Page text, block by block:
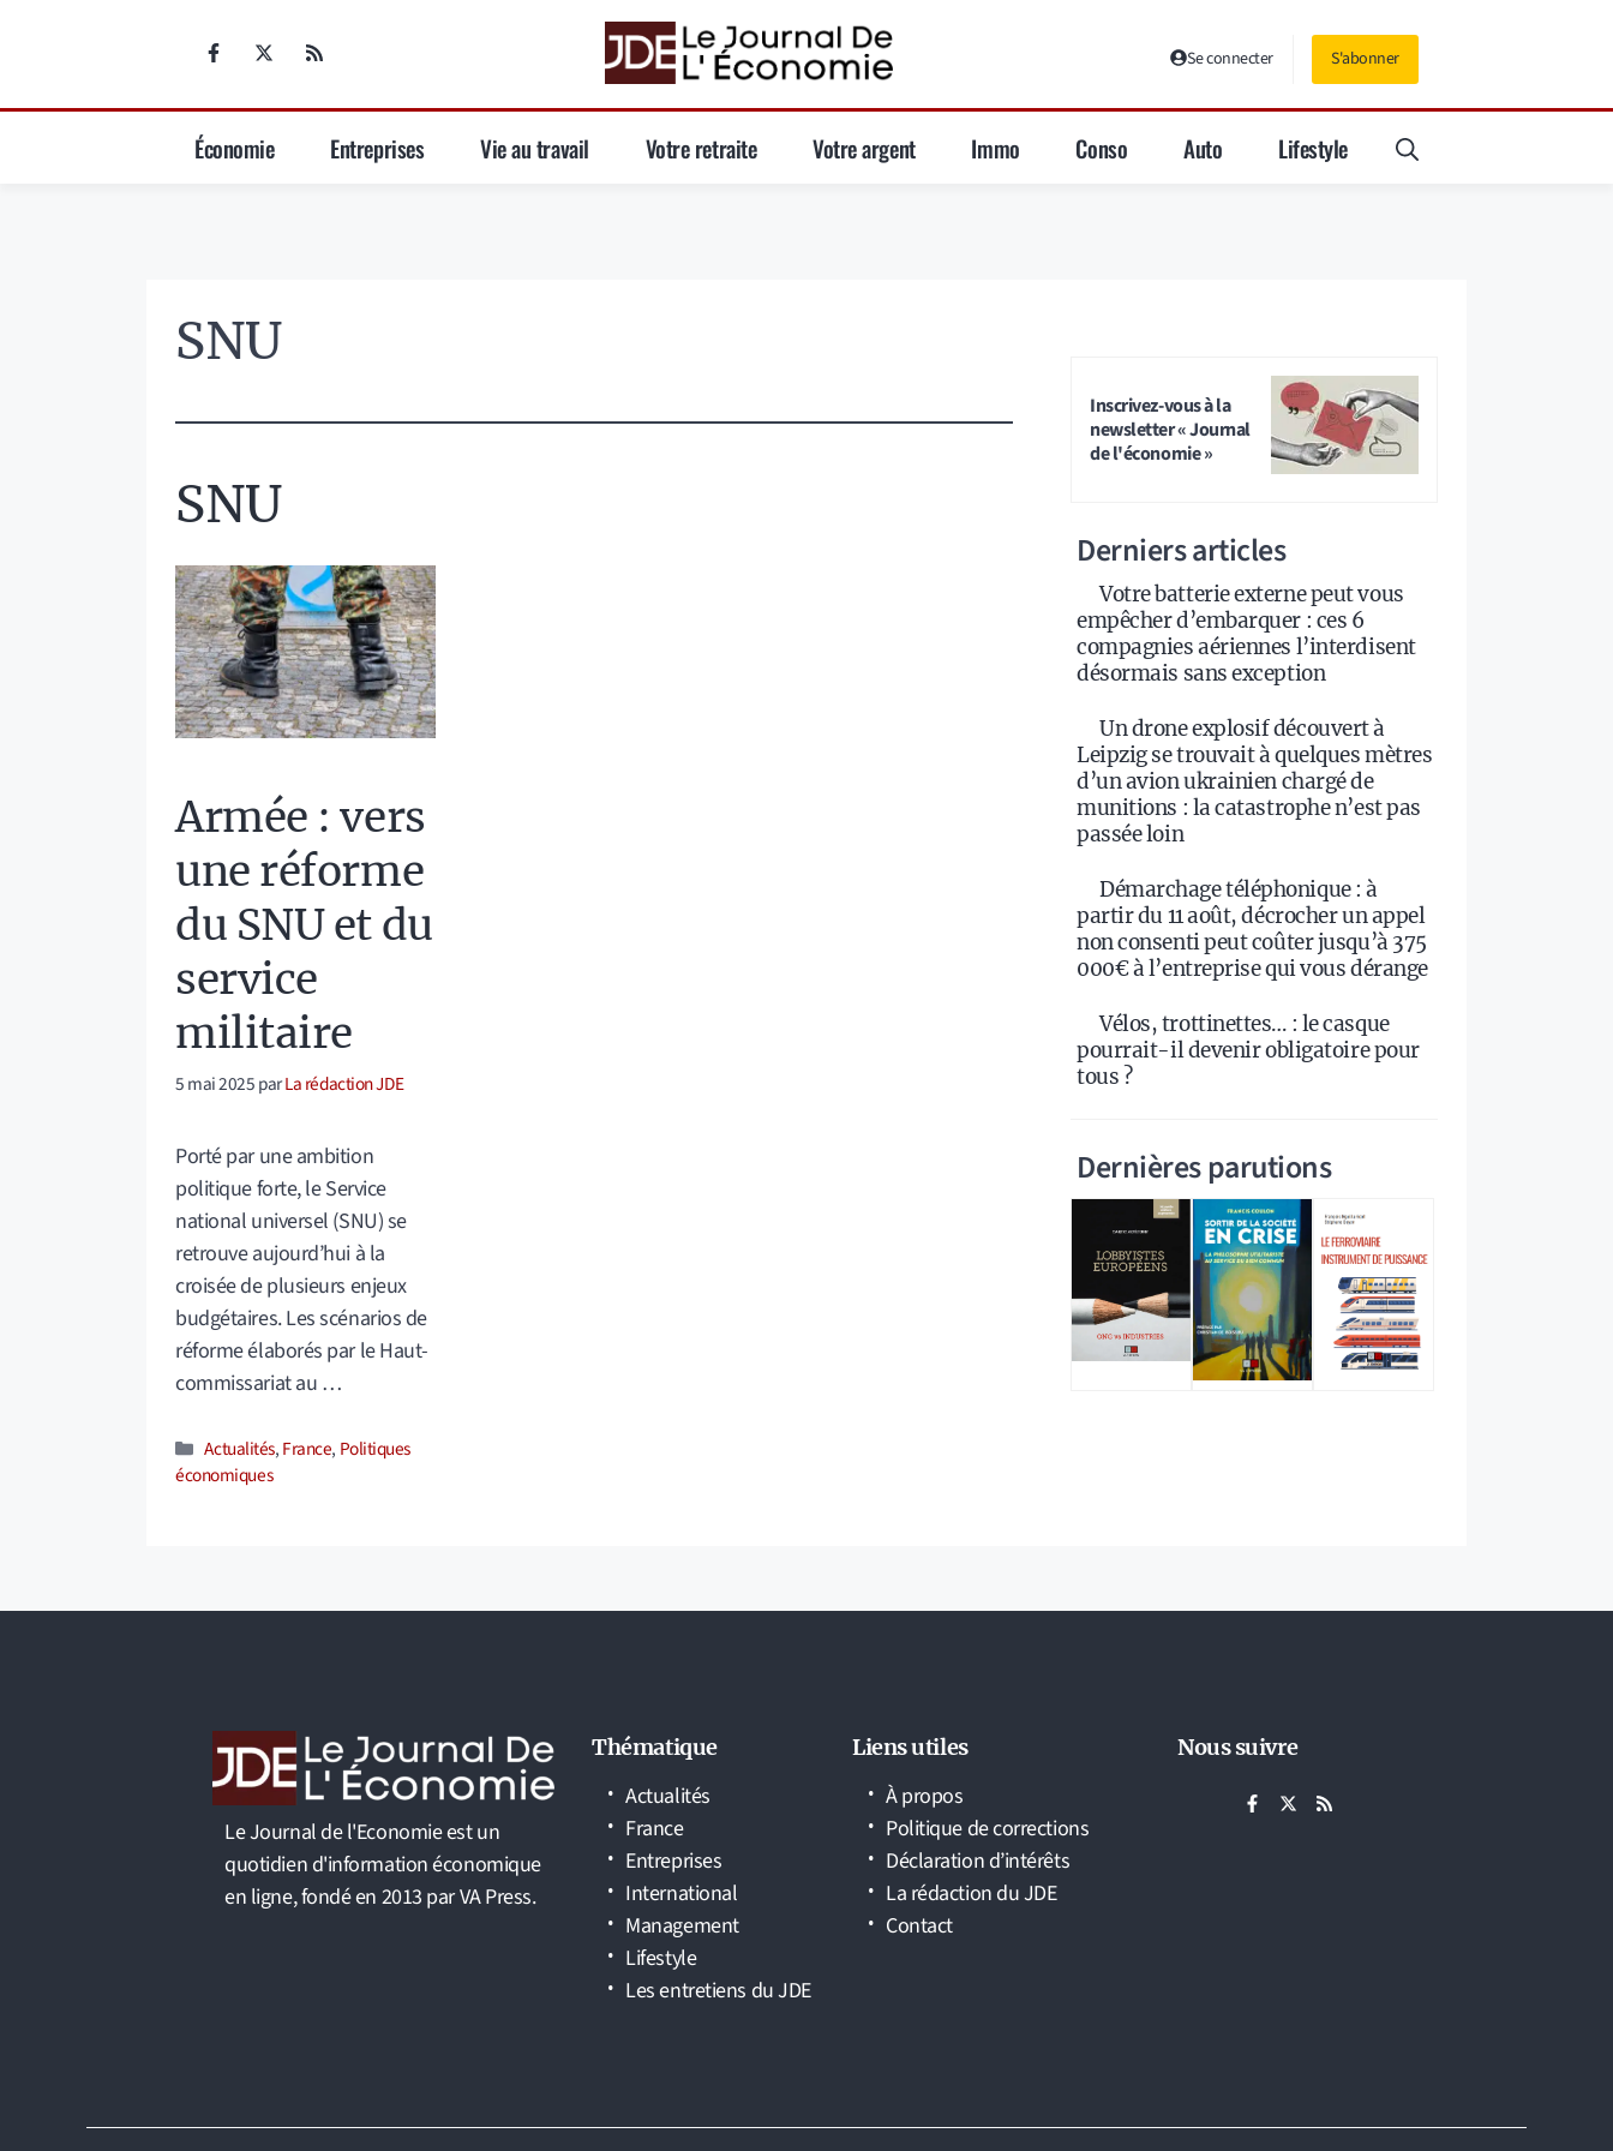
Se connecter S'abonner
Économie Entreprises Vie au travail Votre retraite Votre argent Immo Conso Auto Lifestyle
SNU
SNU
Armée : vers
une réforme
du SNU et du
service
militaire
5 mai 2025parLa rédaction JDE
Porté par une ambition
politique forte, le Service
national universel (SNU) se
retrouve aujourd’hui à la
croisée de plusieurs enjeux
budgétaires. Les scénarios de
réforme élaborés par le Haut-
commissariat au …
Catégories
Actualités,France, Politiques
économiques
Inscrivez-vous à la
newsletter « Journal
de l'économie »
Derniers articles
Votre batterie externe peut vous
empêcher d’embarquer : ces 6
compagnies aériennes l’interdisent
désormais sans exception
Un drone explosif découvert à
Leipzig se trouvait à quelques mètres
d’un avion ukrainien chargé de
munitions : la catastrophe n’est pas
passée loin
Démarchage téléphonique : à
partir du 11 août, décrocher un appel
non consenti peut coûter jusqu’à 375
000€ à l’entreprise qui vous dérange
Vélos, trottinettes… : le casque
pourrait-il devenir obligatoire pour
tous ?
Dernières parutions
Le Journal de l'Economie est un
quotidien d'information économique
en ligne, fondé en 2013 par VA Press.
Thématique
Actualités
France
Entreprises
International
Management
Lifestyle
Les entretiens du JDE
Liens utiles
À propos
Politique de corrections
Déclaration d’intérêts
La rédaction du JDE
Contact
Nous suivre